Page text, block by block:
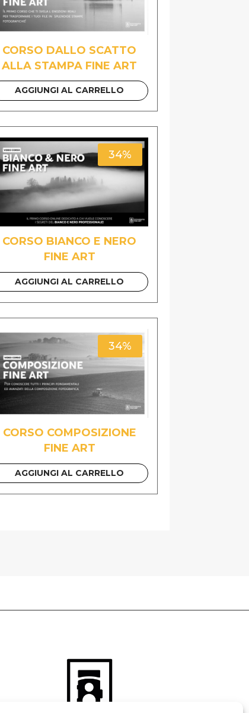
CORSO DALLO SCATTO
ALLA STAMPA FINE ART
AGGIUNGI AL CARRELLO
34%
CORSO BIANCO E NERO
FINE ART
AGGIUNGI AL CARRELLO
34%
CORSO COMPOSIZIONE
FINE ART
AGGIUNGI AL CARRELLO